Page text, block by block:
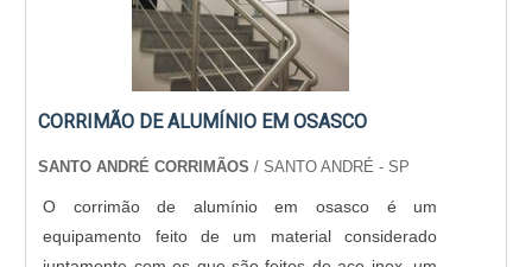
CORRIMÃO DE ALUMÍNIO EM OSASCO
SANTO ANDRÉ CORRIMÃOS / SANTO ANDRÉ - SP
O corrimão de alumínio em osasco é um
equipamento feito de um material considerado